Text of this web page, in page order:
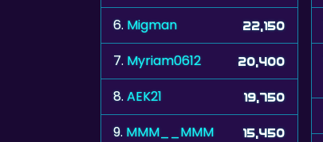
6. Migman 22,150
7. Myriam0612 20,400
8.AEK21 19,750
9. MMM__MMM 15,450